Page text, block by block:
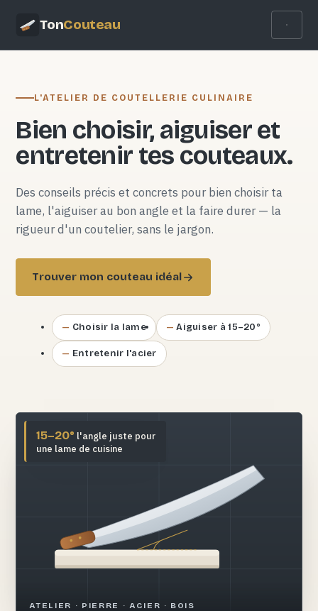
TonCouteau
L'ATELIER DE COUTELLERIE CULINAIRE
Bien choisir, aiguiser et
entretenir tes couteaux.
Des conseils précis et concrets pour bien choisir ta
lame, l'aiguiser au bon angle et la faire durer — la
rigueur d'un coutelier, sans le jargon.
Trouver mon couteau idéal
Choisir la lame Aiguiser à 15–20°
Entretenir l'acier
ATELIER · PIERRE · ACIER · BOIS
15–20° l'angle juste pour
une lame de cuisine